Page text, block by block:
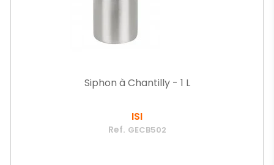
Siphon à Chantilly - 1 L
ISI
Ref. GECB502